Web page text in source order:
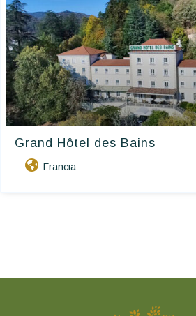
Grand Hôtel des Bains
Francia